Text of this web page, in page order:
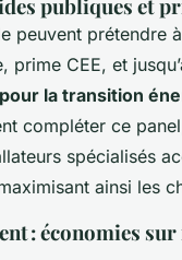
publiques et
peuvent prétendre
prime CEE, et
la transition
compléter ce
spécialisés
ainsi les
: économies